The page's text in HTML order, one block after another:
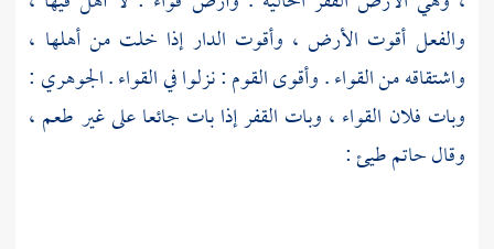
والفعل أقوت الأرض ، وأقوت الدار إذا خلت من أهلها ،
واشتقاقه من القواء . وأقوى القوم : نزلوا في القواء .الجوهري :
وبات فلان القواء ، وبات القفر إذا بات جائعا على غير طعم ،
وقال حاتم طيئ :